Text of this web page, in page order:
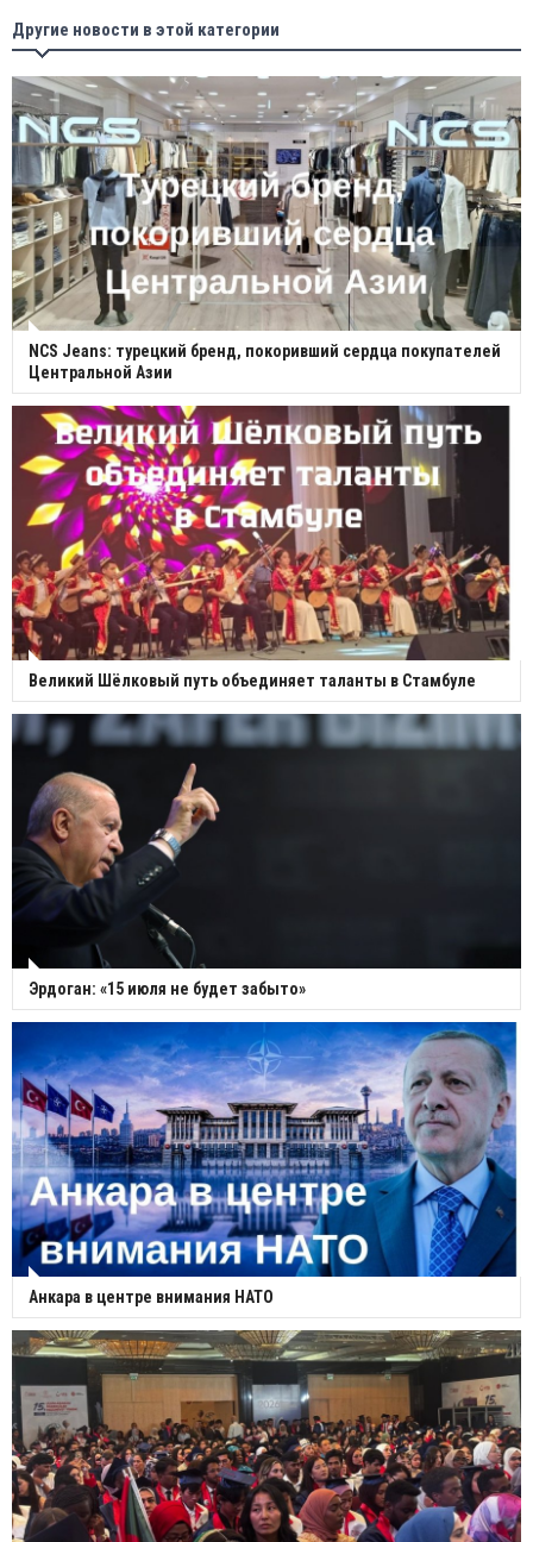
Другие новости в этой категории
NCS Jeans: турецкий бренд, покоривший сердца покупателей
Центральной Азии
Великий Шёлковый путь объединяет таланты в Стамбуле
Эрдоган: «15 июля не будет забыто»
Анкара в центре внимания НАТО